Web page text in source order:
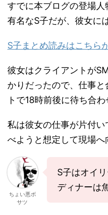
すでに本ブログの登場
有名なS子だが、彼女に
S子まとめ読みはこちら
彼女はクライアントが
かりだったので、仕事
トで18時前後に待ち合
私は彼女の仕事が片付
べようと想定して現場へ
ちょい悪ボ
サツ
S子はオイ
ディナーは